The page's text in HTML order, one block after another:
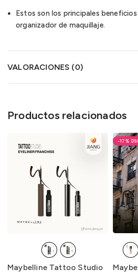
Estos son los principales
organizador de maquillaje.
VALORACIONES (0)
Productos relacionados
Maybelline Tattoo Studio
-17%